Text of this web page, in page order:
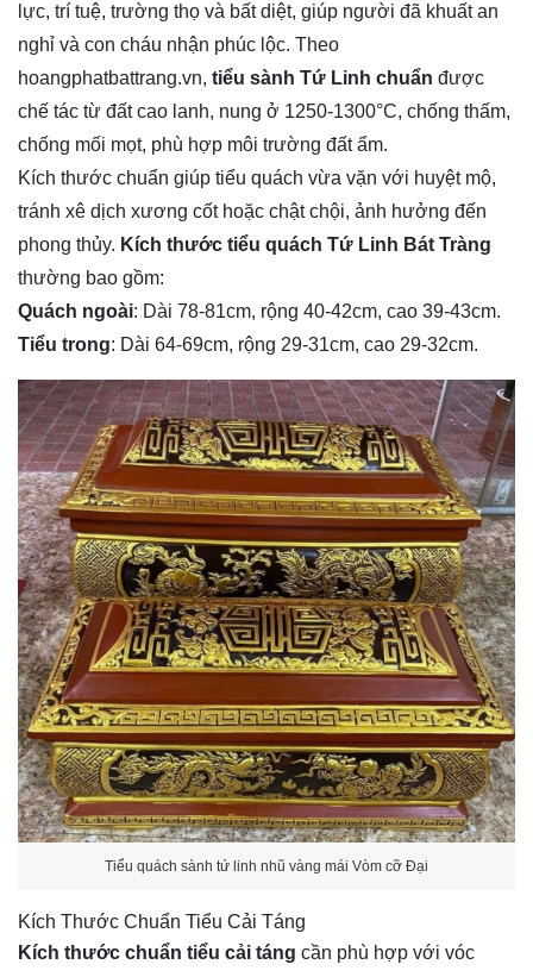
lực, trí tuệ, trường thọ và bất diệt, giúp người đã khuất an
nghỉ và con cháu nhận phúc lộc. Theo
hoangphatbattrang.vn, tiểu sành Tứ Linh chuẩn được
chế tác từ đất cao lanh, nung ở 1250-1300°C, chống thấm,
chống mối mọt, phù hợp môi trường đất ẩm.
Kích thước chuẩn giúp tiểu quách vừa vặn với huyệt mộ,
tránh xê dịch xương cốt hoặc chật chội, ảnh hưởng đến
phong thủy. Kích thước tiểu quách Tứ Linh Bát Tràng
thường bao gồm:
Quách ngoài: Dài 78-81cm, rộng 40-42cm, cao 39-43cm.
Tiểu trong: Dài 64-69cm, rộng 29-31cm, cao 29-32cm.
Tiểu quách sành tứ linh nhũ vàng mái Vòm cỡ Đại
Kích Thước Chuẩn Tiểu Cải Táng
Kích thước chuẩn tiểu cải táng cần phù hợp với vóc